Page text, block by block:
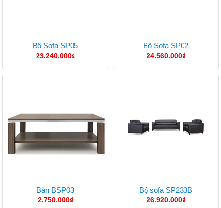
Bộ Sofa SP05
23.240.000₫
Bộ Sofa SP02
24.560.000₫
Bàn BSP03
2.750.000₫
Bộ sofa SP233B
26.920.000₫